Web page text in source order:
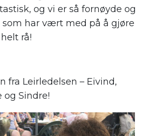
og vi er så fornøyde og
som har vært med på å gjøre
rå!
fra Leirledelsen – Eivind,
og Sindre!